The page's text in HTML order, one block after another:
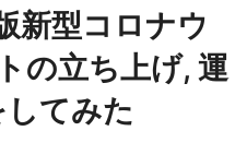
新型コロナウ
の立ち上げ, 運
てみた